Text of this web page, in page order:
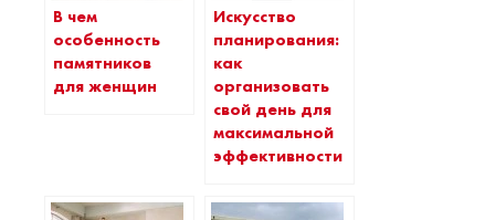
В чем
особенность
памятников
для женщин
Искусство
планирования:
как
организовать
свой день для
максимальной
эффективности